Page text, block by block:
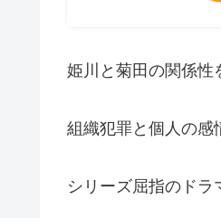
姫川と菊田の関係性
組織犯罪と個人の感
シリーズ屈指のドラ